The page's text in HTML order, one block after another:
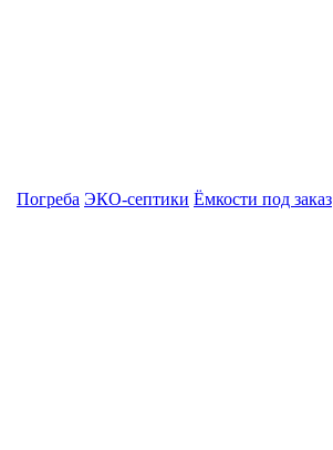
Погреба ЭКО-септики Ёмкости под заказ